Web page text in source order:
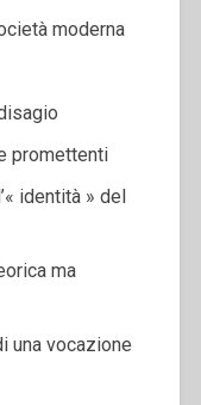
moderna
promettenti
identità » del
ma
una vocazione